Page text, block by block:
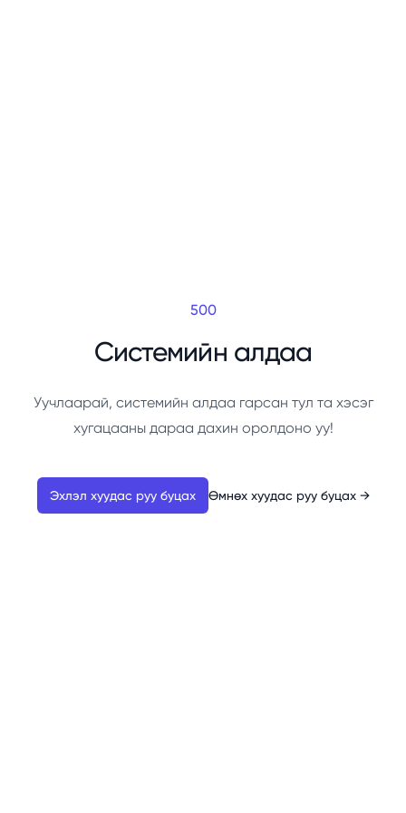
500
Системийн алдаа
Уучлаарай, системийн алдаа гарсан тул та хэсэг
хугацааны дараа дахин оролдоно уу!
Эхлэл хуудас руу буцах Өмнөх хуудас руу буцах →